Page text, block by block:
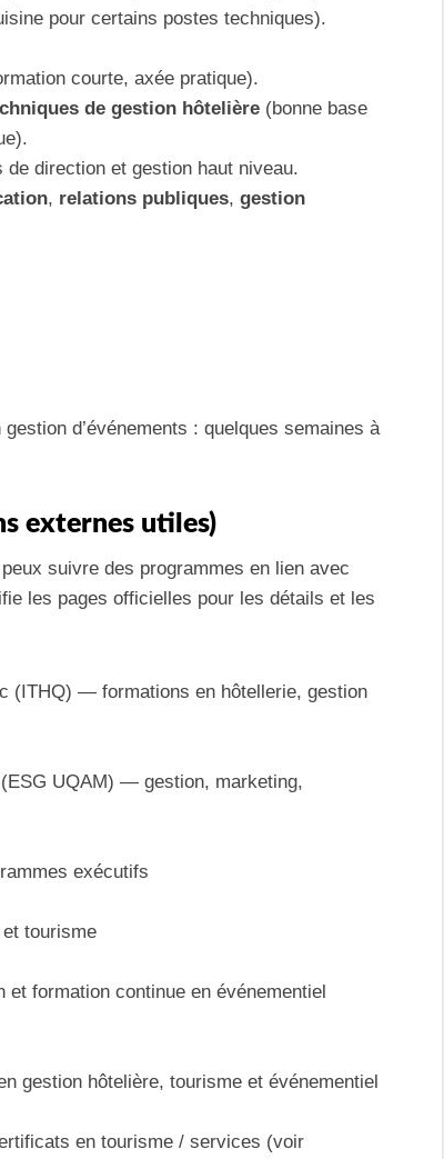
pour certains postes techniques).
courte, axée pratique).
de gestion hôtelière(bonne base
direction et gestion haut niveau.
, relations publiques, gestion
d’événements : quelques semaines à
externes utiles)
suivre des programmes en lien avec
les pages officielles pour les détails et les
(ITHQ) — formations en hôtellerie, gestion
UQAM) — gestion, marketing,
exécutifs
tourisme
formation continue en événementiel
gestion hôtelière, tourisme et événementiel
en tourisme / services (voir